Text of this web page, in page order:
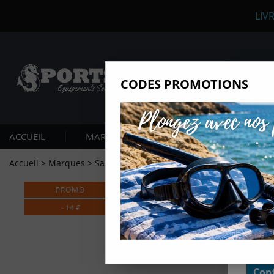
ACCUEIL MARQUES PLONGÉE SOUS-
Accueil > Marques > Salvimar >Pole Spear Salvimar 170 cm
PROMO
- 14 €
Ils
Certains
non
cliquant
CODES PROMOTIONS